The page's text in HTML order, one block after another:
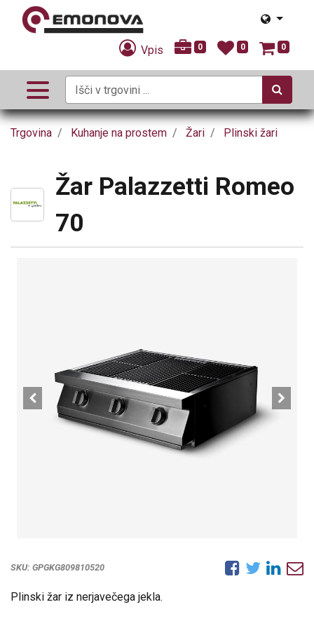
Vpis 0 0 0
Trgovina Kuhanje na prostem Žari Plinski žari
Žar Palazzetti Romeo
70
SKU: GPGKG809810520
Plinski žar iz nerjavečega jekla.